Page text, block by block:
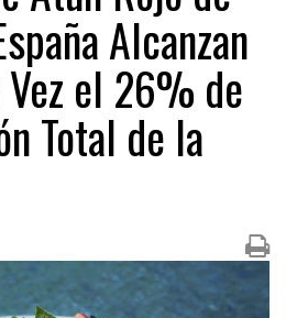
Alcanzan
el 26% de
Total de la